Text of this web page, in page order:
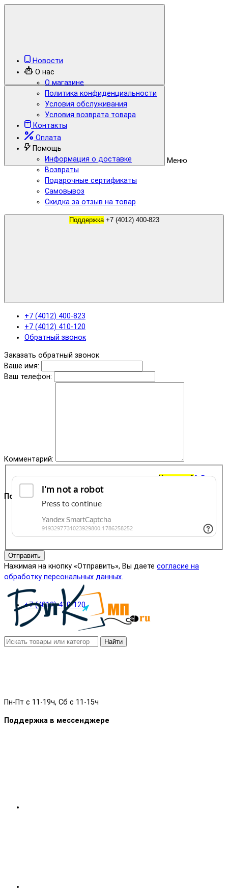
Меню
Корзина 00 ₽
Поддержка
+7 (4012) 410-120
Пн-Пт с 11-19ч, Сб с 11-15ч
Поддержка в мессенджере
Новости
О нас
О магазине
Политика конфиденциальности
Условия обслуживания
Условия возврата товара
Контакты
Оплата
Помощь
Информация о доставке
Возвраты
Подарочные сертификаты
Самовывоз
Скидка за отзыв на товар
Поддержка +7 (4012) 400-823
+7 (4012) 400-823
+7 (4012) 410-120
Обратный звонок
Заказать обратный звонок
Ваше имя:
Ваш телефон:
Комментарий:
Отправить
Нажимая на кнопку «Отправить», Вы даете согласие на
обработку персональных данных.
Найти